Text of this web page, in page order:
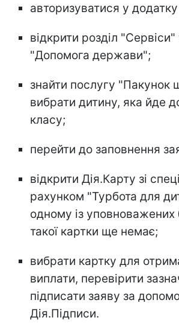
авторизуватися у
відкрити розділ
"Допомога держави";
знайти послугу "Пакунок
вибрати дитину, яка йде
класу;
перейти до заповнення
відкрити Дія.Карту зі
рахунком "Турбота для
одному із уповноважених
такої картки ще немає;
вибрати картку для
виплати, перевірити
підписати заяву за
Дія.Підписи.